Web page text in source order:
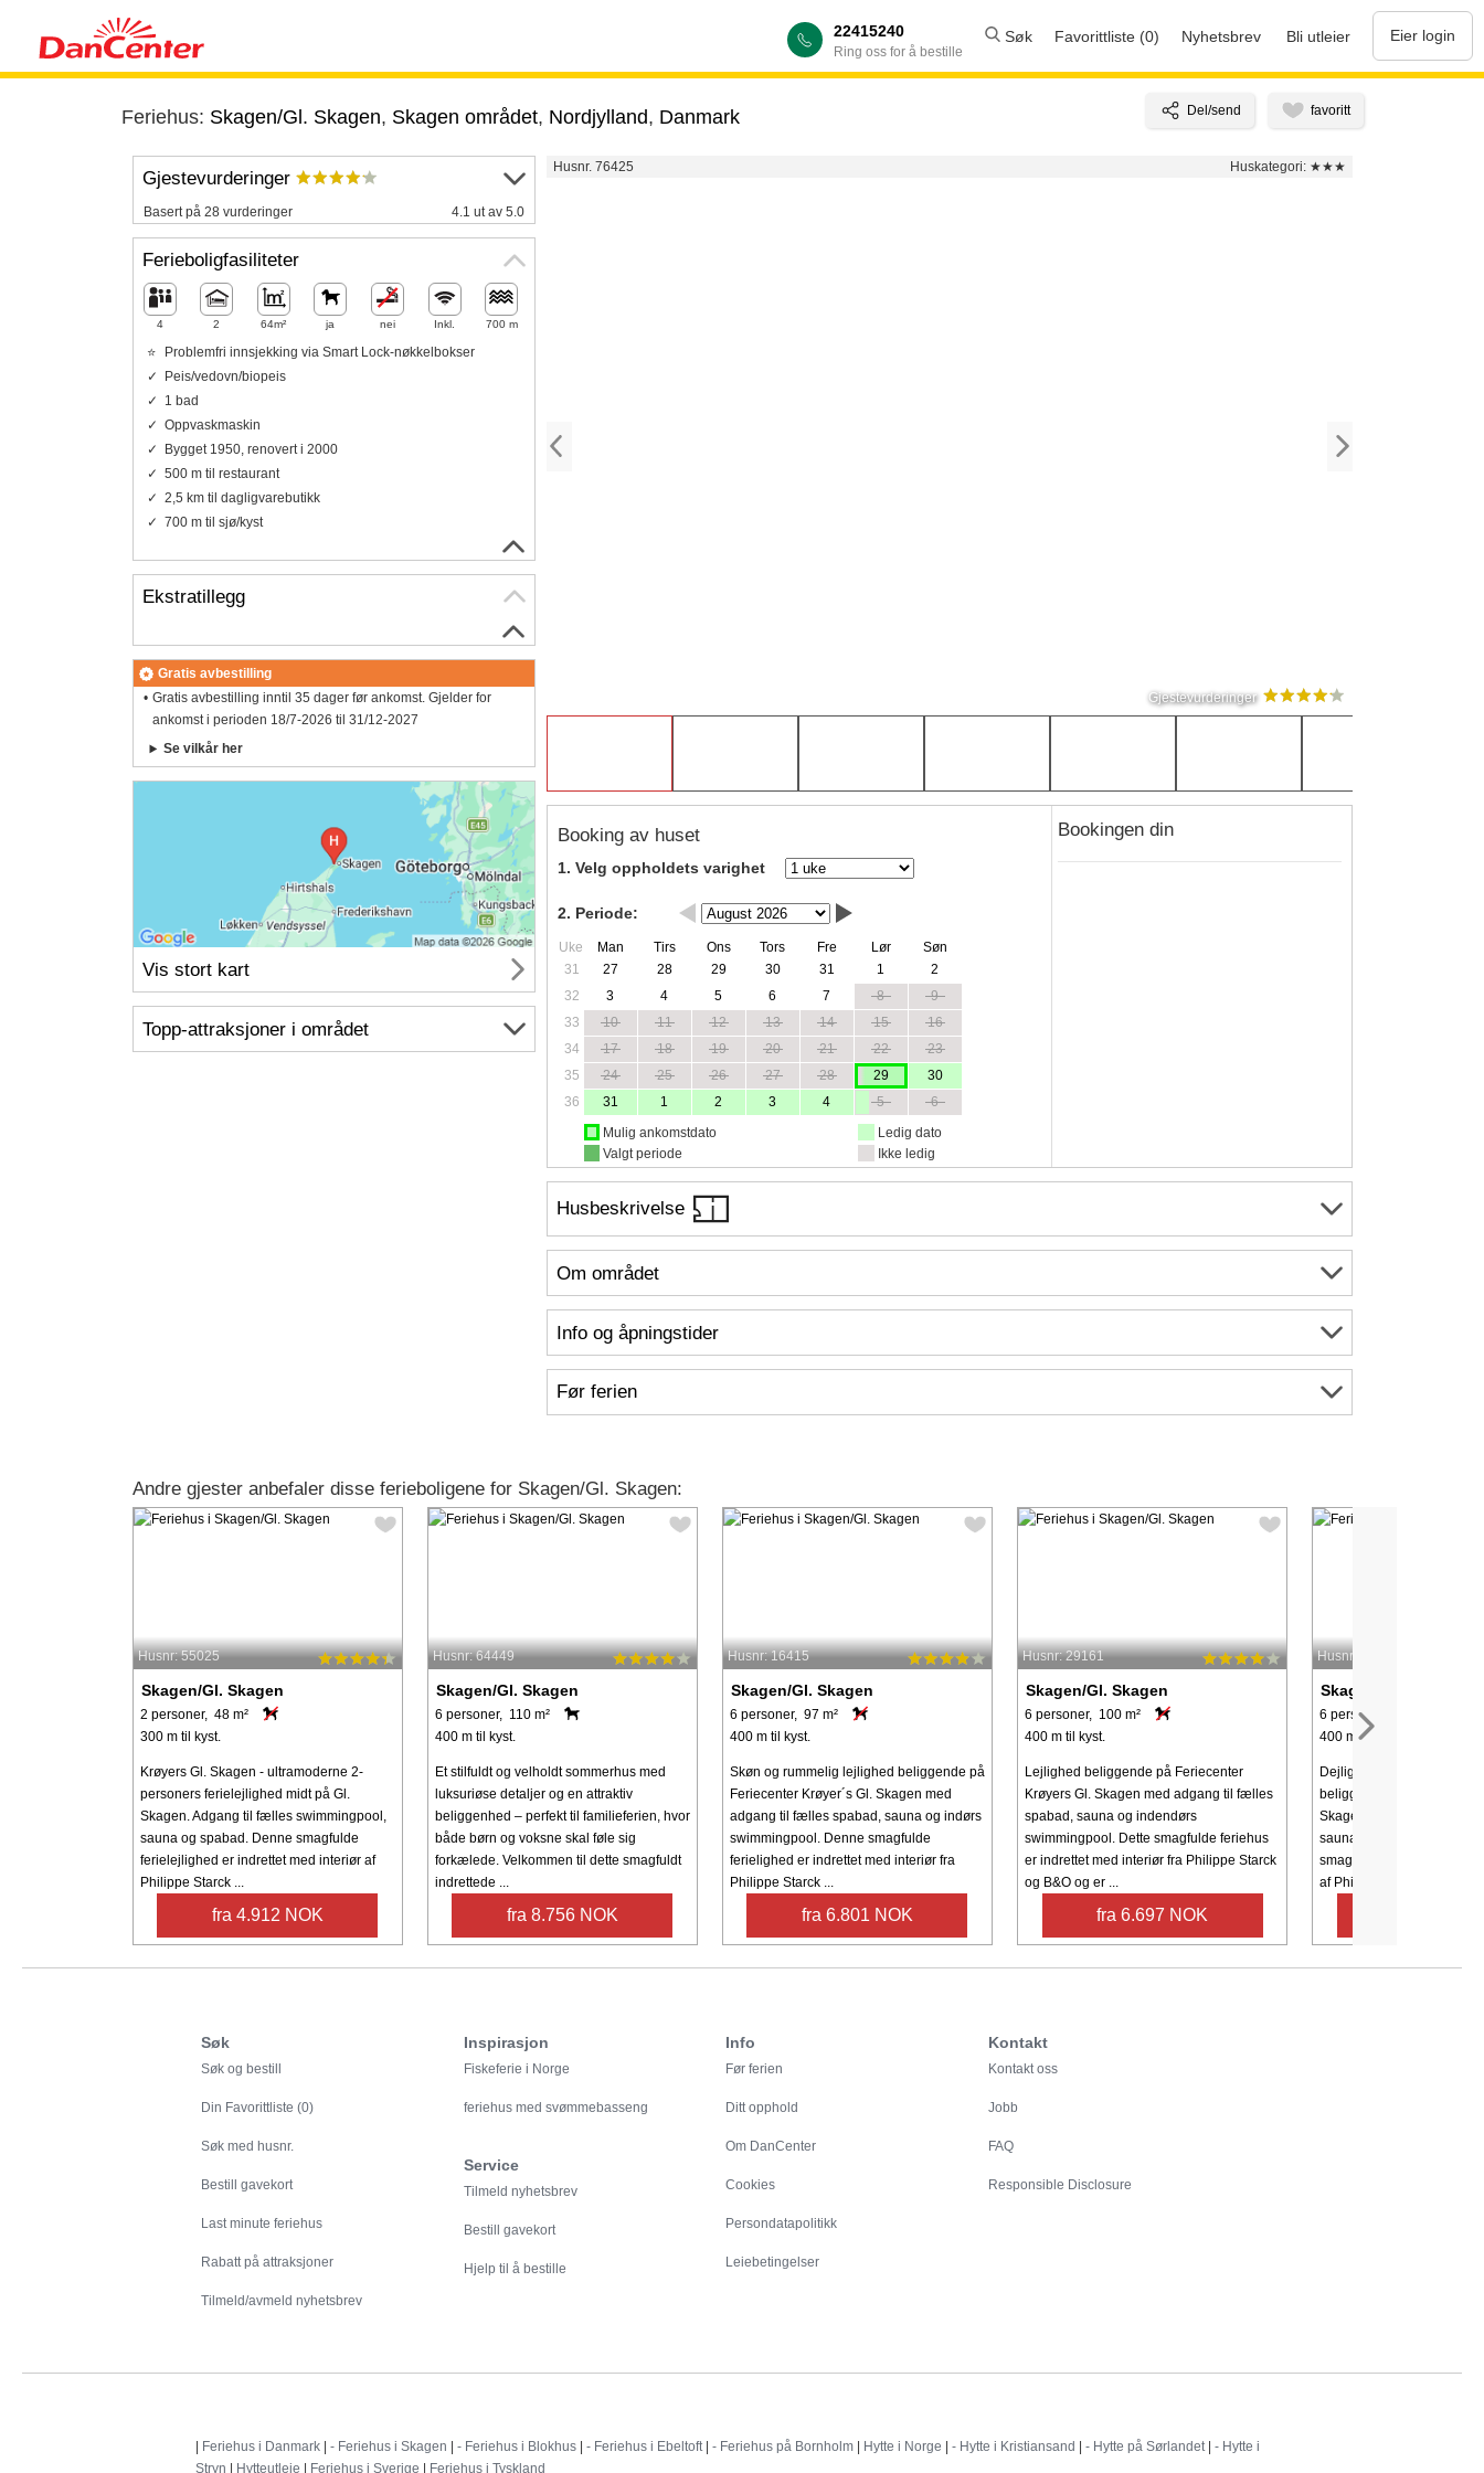
22415240
Ring oss for å bestille
Søk Favorittliste (0) Nyhetsbrev Bli utleier Eier login
Feriehus: Skagen/Gl. Skagen, Skagen området, Nordjylland, Danmark
Husnr. 76425 Huskategori: ★★★
Gjestevurderinger
Booking av huset
1. Velg oppholdets varighet
2. Periode:
Uke Man Tirs Ons Tors Fre Lør
Søn
31
27 28 29 30 31 1
2
32
3 4 5 6 7 8
9
33
10 11 12 13 14 15
16
34
17 18 19 20 21 22
23
35
24 25 26 27 28 29
30
36
31 1 2 3 4 5
6
Mulig ankomstdato
Valgt periode
Ledig dato
Ikke ledig
Bookingen din
Husbeskrivelse
Om området
Info og åpningstider
Før ferien
Gjestevurderinger
Basert på 28 vurderinger 4.1 ut av 5.0
Ferieboligfasiliteter
4 2 64m² ja nei Inkl. 700 m
Problemfri innsjekking via Smart Lock-nøkkelbokser
Peis/vedovn/biopeis
1 bad
Oppvaskmaskin
Bygget 1950, renovert i 2000
500 m til restaurant
2,5 km til dagligvarebutikk
700 m til sjø/kyst
Ekstratillegg
Gratis avbestilling
Gratis avbestilling inntil 35 dager før ankomst. Gjelder for
ankomst i perioden 18/7-2026 til 31/12-2027
Se vilkår her
Vis stort kart
Topp-attraksjoner i området
Andre gjester anbefaler disse ferieboligene for Skagen/Gl. Skagen:
Husnr: 55025
Skagen/Gl. Skagen
2 personer, 48 m²
300 m til kyst.
Krøyers Gl. Skagen - ultramoderne 2-
personers ferielejlighed midt på Gl.
Skagen. Adgang til fælles swimmingpool,
sauna og spabad. Denne smagfulde
ferielejlighed er indrettet med interiør af
Philippe Starck ...
fra 4.912 NOK
Husnr: 64449
Skagen/Gl. Skagen
6 personer, 110 m²
400 m til kyst.
Et stilfuldt og velholdt sommerhus med
luksuriøse detaljer og en attraktiv
beliggenhed – perfekt til familieferien, hvor
både børn og voksne skal føle sig
forkælede. Velkommen til dette smagfuldt
indrettede ...
fra 8.756 NOK
Husnr: 16415
Skagen/Gl. Skagen
6 personer, 97 m²
400 m til kyst.
Skøn og rummelig lejlighed beliggende på
Feriecenter Krøyer´s Gl. Skagen med
adgang til fælles spabad, sauna og indørs
swimmingpool. Denne smagfulde
ferielighed er indrettet med interiør fra
Philippe Starck ...
fra 6.801 NOK
Husnr: 29161
Skagen/Gl. Skagen
6 personer, 100 m²
400 m til kyst.
Lejlighed beliggende på Feriecenter
Krøyers Gl. Skagen med adgang til fælles
spabad, sauna og indendørs
swimmingpool. Dette smagfulde feriehus
er indrettet med interiør fra Philippe Starck
og B&O og er ...
fra 6.697 NOK
Husnr: 44754
Skagen/Gl. Skagen
6 personer, 100 m²
400 m til kyst.
Dejlig og rummelig
beliggende på Feriecenter
Skagen med adgang til
sauna og indendørs
smagfulde feriehus,
af Philippe ...
Søk
Søk og bestill
Din Favorittliste (0)
Søk med husnr.
Bestill gavekort
Last minute feriehus
Rabatt på attraksjoner
Tilmeld/avmeld nyhetsbrev
Inspirasjon
Fiskeferie i Norge
feriehus med svømmebasseng
Service
Tilmeld nyhetsbrev
Bestill gavekort
Hjelp til å bestille
Info
Før ferien
Ditt opphold
Om DanCenter
Cookies
Persondatapolitikk
Leiebetingelser
Kontakt
Kontakt oss
Jobb
FAQ
Responsible Disclosure
| Feriehus i Danmark | - Feriehus i Skagen | - Feriehus i Blokhus | - Feriehus i Ebeltoft | - Feriehus på Bornholm | Hytte i Norge | - Hytte i Kristiansand | - Hytte på Sørlandet | - Hytte i
Stryn | Hytteutleie | Feriehus i Sverige | Feriehus i Tyskland